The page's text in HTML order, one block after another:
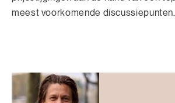
meest voorkomende discussiepunten.